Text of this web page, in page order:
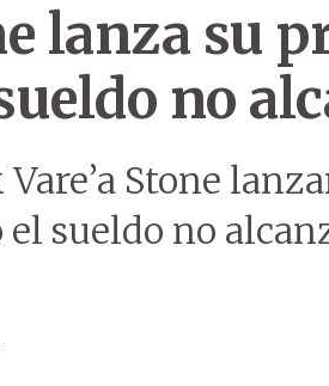
lanza su
no
Stone
sueldo no